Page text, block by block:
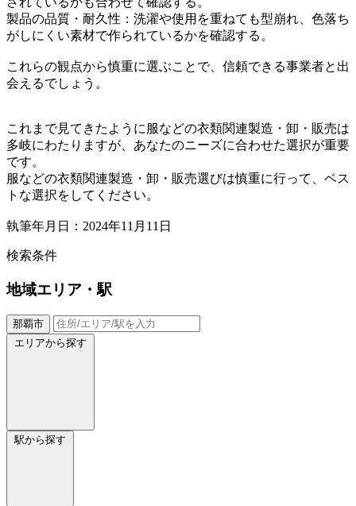
製品の品質・耐久性：洗濯や使用を重ねても型崩れ、色落ち
がしにくい素材で作られているかを確認する。
これらの観点から慎重に選ぶことで、信頼できる事業者と出
会えるでしょう。
これまで見てきたように服などの衣類関連製造・卸・販売は
多岐にわたりますが、あなたのニーズに合わせた選択が重要
です。
服などの衣類関連製造・卸・販売選びは慎重に行って、ベス
トな選択をしてください。
執筆年月日：2024年11月11日
検索条件
地域エリア・駅
那覇市
エリアから探す
駅から探す